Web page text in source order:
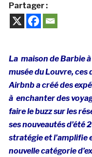
Partager :
La maison de Barbie à
musée du Louvre,
Airbnb a créé des
à enchanter des
faire le buzz sur les
ses nouveautés
stratégie et l’amplifie
nouvelle catégorie